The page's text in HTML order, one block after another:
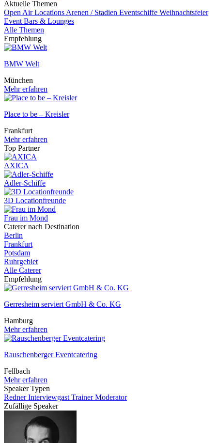
Aktuelle Themen
Open Air Locations Arenen / Stadien Eventschiffe Weihnachtsfeier
Event Bars & Lounges
Alle Themen
Empfehlung
BMW Welt
München
Mehr erfahren
Place to be – Kreisler
Frankfurt
Mehr erfahren
Top Partner
AXICA
Adler-Schiffe
3D Locationfreunde
Frau im Mond
Caterer nach Destination
Berlin
Frankfurt
Potsdam
Ruhrgebiet
Alle Caterer
Empfehlung
Gerresheim serviert GmbH & Co. KG
Hamburg
Mehr erfahren
Rauschenberger Eventcatering
Fellbach
Mehr erfahren
Speaker Typen
RednerInterviewgast TrainerModerator
Zufällige Speaker